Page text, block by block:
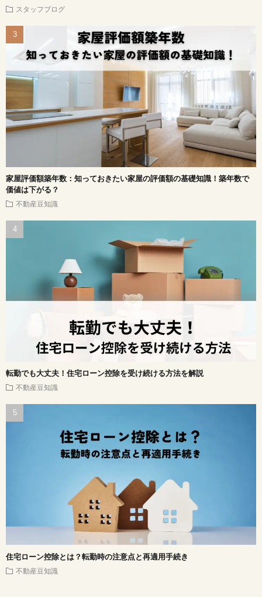
スタッフブログ
家屋評価額築年数：知っておきたい家屋の評価額の基礎知識！築年数で
価値は下がる？
不動産豆知識
転勤でも大丈夫！住宅ローン控除を受け続ける方法を解説
不動産豆知識
住宅ローン控除とは？転勤時の注意点と再適用手続き
不動産豆知識